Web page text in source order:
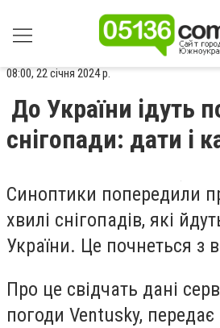
08:00, 22 січня 2024 р.
До України ідуть
снігопади: дати і
Синоптики попередили
хвилі снігопадів, які
України. Це почнеться з
Про це свідчать дані
погоди Ventusky, передає